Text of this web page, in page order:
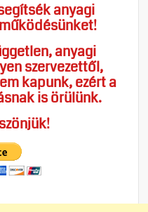
anyagi
anyagi
szervezettől,
kapunk, ezért a
is örülünk.